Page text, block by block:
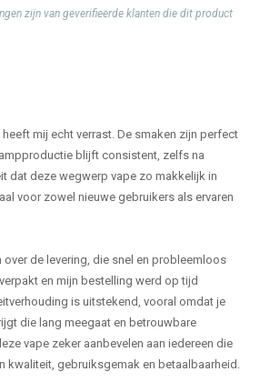
zijn van geverifieerde klanten die dit product
heeft mij echt verrast. De smaken zijn perfect
blijft consistent, zelfs na
dat deze wegwerp vape zo makkelijk in
voor zowel nieuwe gebruikers als ervaren
de levering, die snel en probleemloos
en mijn bestelling werd op tijd
is uitstekend, vooral omdat je
die lang meegaat en betrouwbare
vape zeker aanbevelen aan iedereen die
kwaliteit, gebruiksgemak en betaalbaarheid.